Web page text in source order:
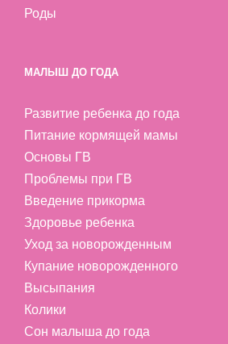
Роды
МАЛЫШ ДО ГОДА
Развитие ребенка до года
Питание кормящей мамы
Основы ГВ
Проблемы при ГВ
Введение прикорма
Здоровье ребенка
Уход за новорожденным
Купание новорожденного
Высыпания
Колики
Сон малыша до года